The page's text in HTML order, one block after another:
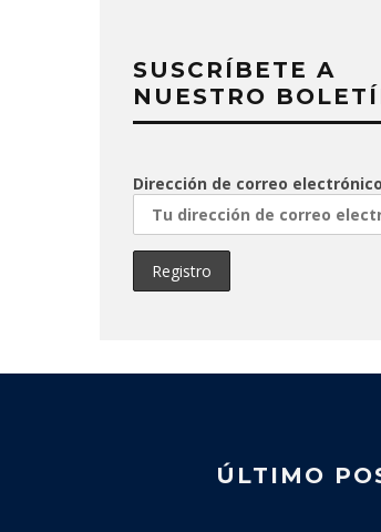
SUSCRÍBETE A
NUESTRO
Dirección de correo
ÚLTIMO